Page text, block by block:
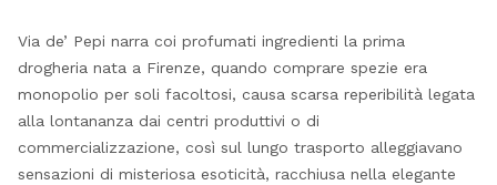
Via de’ Pepi narra coi profumati ingredienti la prima
drogheria nata a Firenze, quando comprare spezie era
monopolio per soli facoltosi, causa scarsa reperibilità legata
alla lontananza dai centri produttivi o di
commercializzazione, così sul lungo trasporto alleggiavano
sensazioni di misteriosa esoticità, racchiusa nella elegante